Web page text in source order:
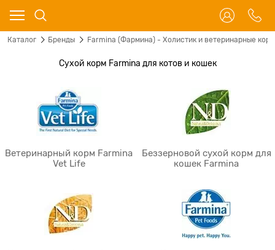
Каталог Бренды Farmina (Фармина) - Холистик и ветеринарные
Сухой корм Farmina для котов и кошек
Ветеринарный корм Farmina
Vet Life
Беззерновой сухой корм для
кошек Farmina